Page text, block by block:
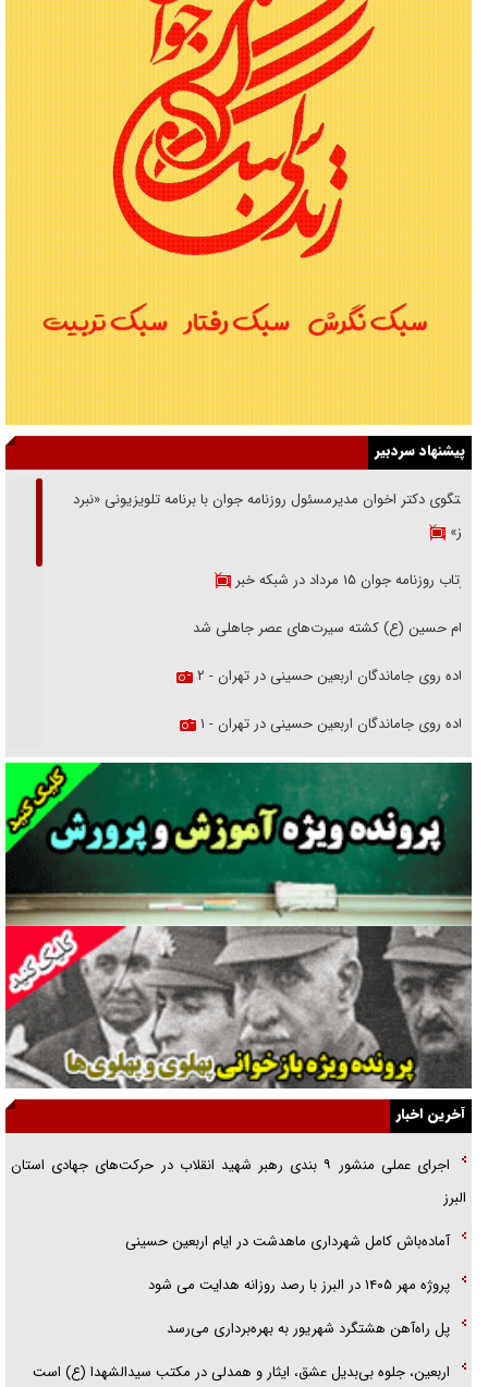
پیشنهاد سردبیر
گفتگوی دکتر اخوان مدیرمسئول روزنامه جوان با برنامه تلویزیونی «نبرد
هرمز»
بازتاب روزنامه جوان ۱۵ مرداد در شبکه خبر
امام حسین (ع) کشته سیرت‌های عصر جاهلی شد
پیاده روی جاماندگان اربعین حسینی در تهران - ۲
پیاده روی جاماندگان اربعین حسینی در تهران - ۱
فریاد‌ها و ناله‌های دوستان مبارزدلم را آتش می‌زد
تغییر رویه دشمن در ترور از شیخ فضل‌الله تا مصباح یزدی
خرید قسطی اولش خنده و آخرش گریه است!
فوتبال و آن «بالا»!
راهبرد غافلگیری با نسل جدید پهپاد‌ها
جنجال پزشکان تقلبی در صنعت زیبایی
یهودی‌ها در ادبیات داستانی اروپا؛ از شکسپیر تا دیکنز
گفت‌وگو با خواهر یکی از شهدای جنگ رمضان/ خواهرم فرمانده جهادی و
اهل خدمت بی‌منت بود
جزئیات شکنجه‌هایم فراتر از آن است که در بیان بگنجد!
گزارش «جوان» از قوانین سخت‌گیرانه ۶ قاره در برابر یورش به پاسگاه‌های
آخرین اخبار
اجرای عملی منشور ۹ بندی رهبر شهید انقلاب در حرکت‌های جهادی استان
البرز
آماده‌باش کامل شهرداری ماهدشت در ایام اربعین حسینی
پروژه مهر ۱۴۰۵ در البرز با رصد روزانه هدایت می شود
پل راه‌آهن هشتگرد شهریور به بهره‌برداری می‌رسد
اربعین، جلوه بی‌بدیل عشق، ایثار و همدلی در مکتب سیدالشهدا (ع) است